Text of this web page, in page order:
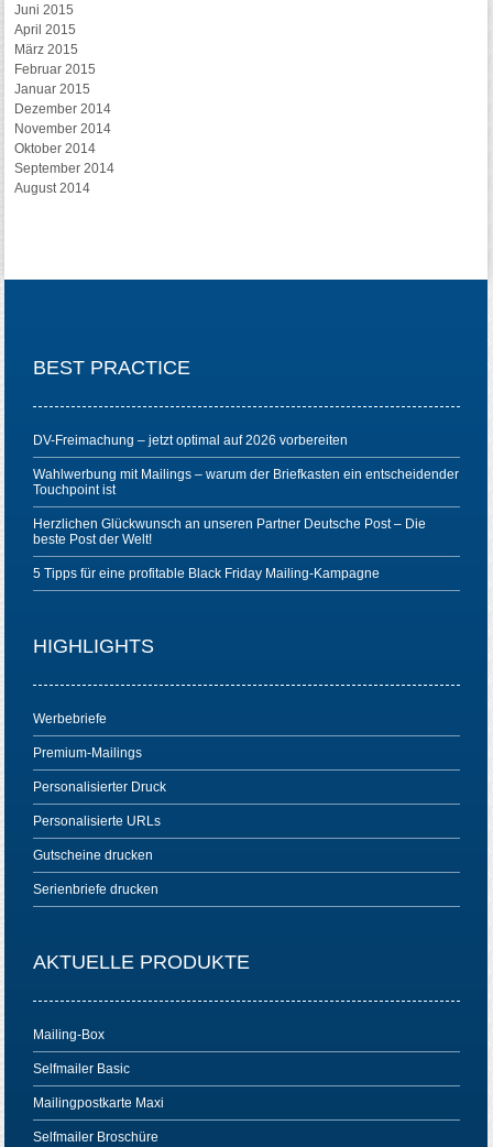
Juni 2015
April 2015
März 2015
Februar 2015
Januar 2015
Dezember 2014
November 2014
Oktober 2014
September 2014
August 2014
BEST PRACTICE
DV-Freimachung – jetzt optimal auf 2026 vorbereiten
Wahlwerbung mit Mailings – warum der Briefkasten ein entscheidender
Touchpoint ist
Herzlichen Glückwunsch an unseren Partner Deutsche Post – Die
beste Post der Welt!
5 Tipps für eine profitable Black Friday Mailing-Kampagne
HIGHLIGHTS
Werbebriefe
Premium-Mailings
Personalisierter Druck
Personalisierte URLs
Gutscheine drucken
Serienbriefe drucken
AKTUELLE PRODUKTE
Mailing-Box
Selfmailer Basic
Mailingpostkarte Maxi
Selfmailer Broschüre